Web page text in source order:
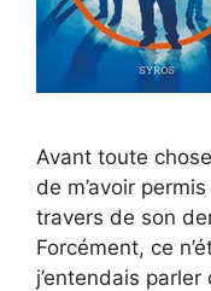
Avant toute
de m’avoir
travers de son
Forcément, ce
j’entendais